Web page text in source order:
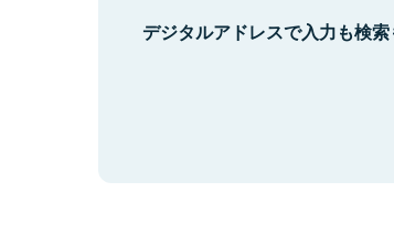
デジタルアドレスで入力も検索